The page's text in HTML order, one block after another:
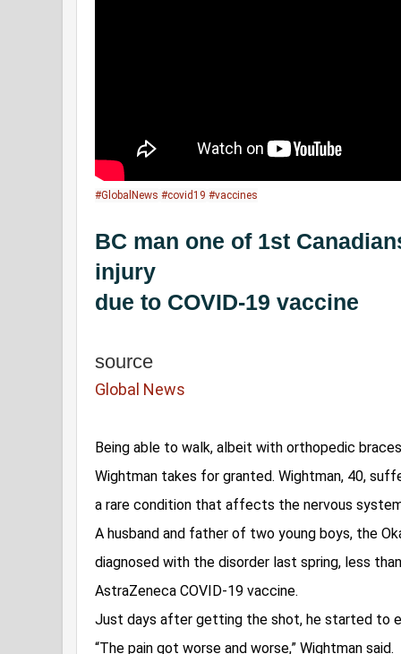
#GlobalNews #covid19 #vaccines
BC man one of 1st
injury
due to COVID-19 vaccine
source
Global News
Being able to walk, albeit with orthopedic
Wightman takes for granted. Wightman, 40,
a rare condition that affects the nervous
A husband and father of two young boys, the
diagnosed with the disorder last spring, less
AstraZeneca COVID-19 vaccine.
Just days after getting the shot, he started to
“The pain got worse and worse,” Wightman said.